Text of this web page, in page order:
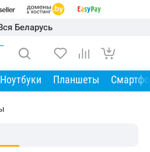
Беларусь
Ноутбуки Планшеты